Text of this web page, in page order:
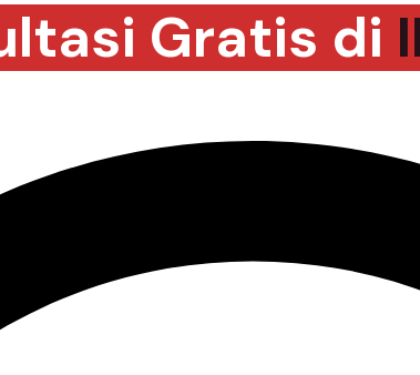
Gratis di